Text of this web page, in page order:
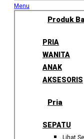
Menu
Produk
PRIA
WANITA
ANAK
AKSESORIS
Pria
SEPATU
Lihat